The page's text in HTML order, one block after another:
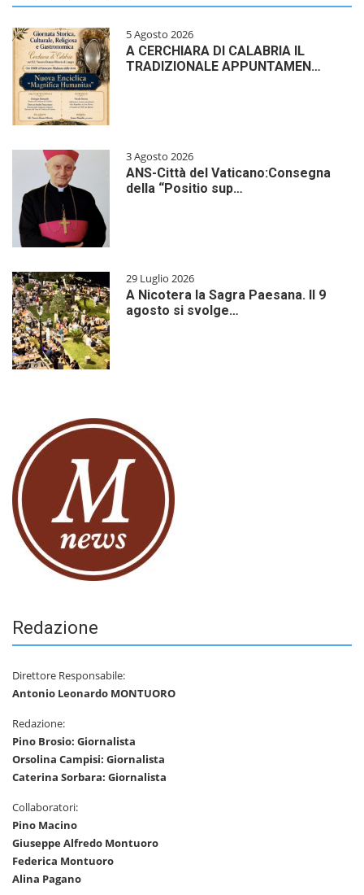
5 Agosto 2026
A CERCHIARA DI CALABRIA IL
TRADIZIONALE APPUNTAMEN…
3 Agosto 2026
ANS-Città del Vaticano:Consegna
della “Positio sup…
29 Luglio 2026
A Nicotera la Sagra Paesana. Il 9
agosto si svolge…
Redazione
Direttore Responsabile:
Antonio Leonardo MONTUORO
Redazione:
Pino Brosio: Giornalista
Orsolina Campisi: Giornalista
Caterina Sorbara: Giornalista
Collaboratori:
Pino Macino
Giuseppe Alfredo Montuoro
Federica Montuoro
Alina Pagano